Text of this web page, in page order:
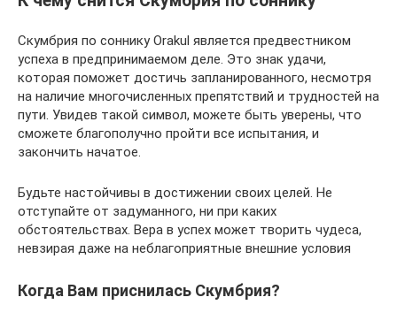
Скумбрия по соннику Orаkul является предвестником
успеха в предпринимаемом деле. Это знак удачи,
которая поможет достичь запланированного, несмотря
на наличие многочисленных препятствий и трудностей на
пути. Увидев такой символ, можете быть уверены, что
сможете благополучно пройти все испытания, и
закончить начатое.
Будьте настойчивы в достижении своих целей. Не
отступайте от задуманного, ни при каких
обстоятельствах. Вера в успех может творить чудеса,
невзирая даже на неблагоприятные внешние условия
Когда Вам приснилась Скумбрия?